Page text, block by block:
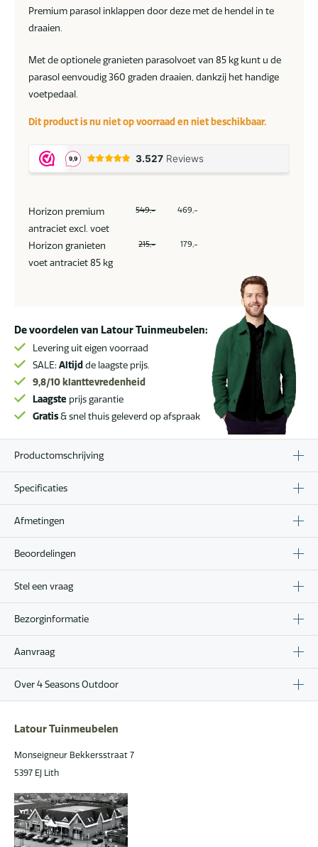
Premium parasol inklappen door deze met de hendel in te
draaien.
Met de optionele granieten parasolvoet van 85 kg kunt u de
parasol eenvoudig 360 graden draaien, dankzij het handige
voetpedaal.
Dit product is nu niet op voorraad en niet beschikbaar.
Horizon premium
antraciet excl. voet
549,- 469,-
Horizon granieten
voet antraciet 85 kg
215,- 179,-
De voordelen van Latour Tuinmeubelen:
Levering uit eigen voorraad
SALE: Altijd de laagste prijs.
9,8/10 klanttevredenheid
Laagste prijs garantie
Gratis& snel thuis geleverd op afspraak
Productomschrijving
Specificaties
Afmetingen
Beoordelingen
Stel een vraag
Bezorginformatie
Aanvraag
Over 4 Seasons Outdoor
Latour Tuinmeubelen
Monseigneur Bekkersstraat 7
5397 EJ Lith